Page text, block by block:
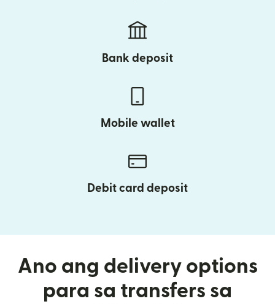
Bank deposit
Mobile wallet
Debit card deposit
Ano ang delivery options
para sa transfers sa